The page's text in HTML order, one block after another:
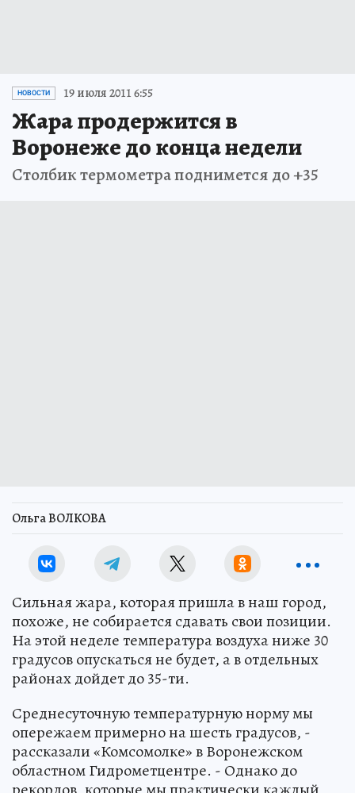
НОВОСТИ 19 июля 2011 6:55
Жара продержится в
Воронеже до конца недели
Столбик термометра поднимется до +35
Ольга ВОЛКОВА
Сильная жара, которая пришла в наш город,
похоже, не собирается сдавать свои позиции.
На этой неделе температура воздуха ниже 30
градусов опускаться не будет, а в отдельных
районах дойдет до 35-ти.
Среднесуточную температурную норму мы
опережаем примерно на шесть градусов, -
рассказали «Комсомолке» в Воронежском
областном Гидрометцентре. - Однако до